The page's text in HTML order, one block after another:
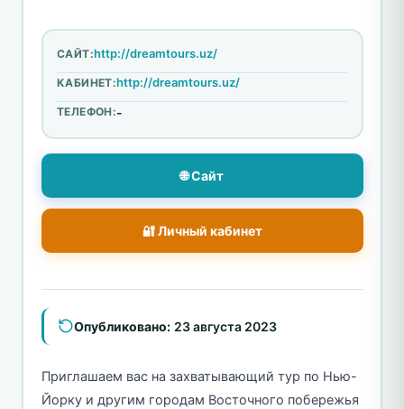
САЙТ:http://dreamtours.uz/
КАБИНЕТ:http://dreamtours.uz/
ТЕЛЕФОН:-
🌐 Сайт
🔐 Личный кабинет
Опубликовано: 23 августа 2023
Приглашаем вас на захватывающий тур по Нью-
Йорку и другим городам Восточного побережья